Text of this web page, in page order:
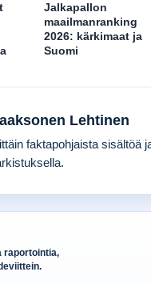
Jalkapallon
maailmanranking
2026: kärkimaat ja
Suomi
Lehtinen
faktapohjaista sisältöä
raportointia,